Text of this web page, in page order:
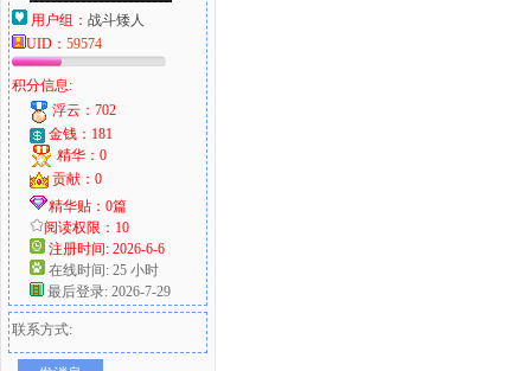
用户组： 战斗矮人
UID： 59574
积分信息:
浮云：702
金钱：181
精华：0
贡献：0
精华贴：0篇
阅读权限：10
注册时间: 2026-6-6
在线时间: 25 小时
最后登录: 2026-7-29
联系方式: